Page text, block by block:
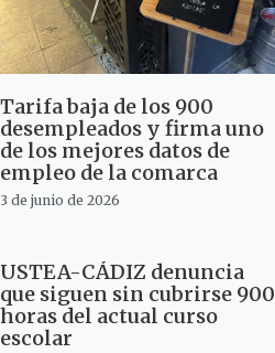
Tarifa baja de los 900
desempleados y firma uno
de los mejores datos de
empleo de la comarca
3 de junio de 2026
USTEA-CÁDIZ denuncia
que siguen sin cubrirse 900
horas del actual curso
escolar